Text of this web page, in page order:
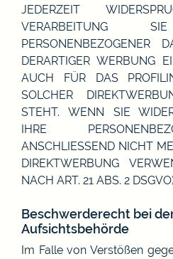
JEDERZEIT
VERARBEITUNG
PERSONENBEZOGENER
DERARTIGER WERBUNG
AUCH FÜR DAS
SOLCHER
STEHT. WENN SIE
IHRE
ANSCHLIESSEND NICHT
DIREKTWERBUNG
NACH ART. 21 ABS. 2
Beschwerderecht bei
Aufsichtsbehörde
Im Falle von Verstößen